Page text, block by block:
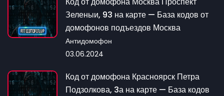
Зеленыи, 93 на карте — База кодов от
домофонов подъездов Москва
Антидомофон
03.06.2024
Код от домофона Красноярск Петра
Подзолкова, 3а на карте — База кодов